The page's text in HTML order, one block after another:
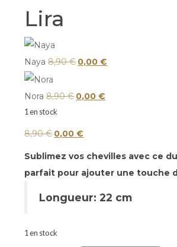
Lira
Naya 8,90€ Le
initial
0,00€
Nora 8,90€ Le
initial
8,90 €.
0,00€
0,00 €.
1 en stock
8,90€ Le
8,90 €.
0,00€
0,00 €.
Sublimez vos chevilles avec ce
parfait pour ajouter une touche
Longueur: 22 cm
1 en stock